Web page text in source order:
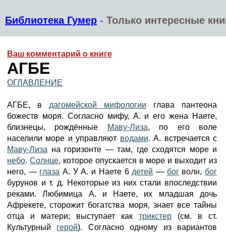
Библиотека Гумер - Только интересные
Ваш комментарий о книге
АГБЕ
ОГЛАВЛЕНИЕ
АГБЕ, в дагомейской мифологии глава пантеона
божеств моря. Согласно мифу, А. и его жена Наете,
близнецы, рождённые
Маву-Лиза, по его воле
населили море и управляют водами. А. встречается с
Маву-Лиза на горизонте — там, где сходятся море и
небо. Солнце, которое опускается в море и выходит из
него, — глаза А. У А. и Наете 6 детей — богволн, бог
бурунов и т. д. Некоторые из них стали впоследствии
реками. Любимица А. и Наете, их младшая дочь
Афрекете, сторожит богатства моря, знает все тайны
отца и матери; выступает как трикстер (см. в ст.
Культурный герой). Согласно одному из вариантов